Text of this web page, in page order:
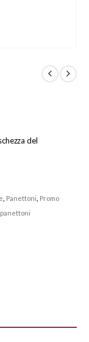
del
Panettoni Promo
panettoni